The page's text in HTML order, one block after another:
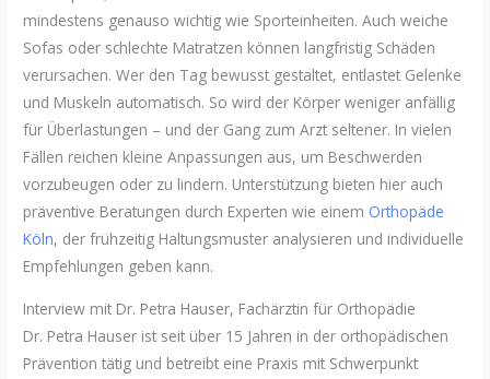
mindestens genauso wichtig wie Sporteinheiten. Auch weiche
Sofas oder schlechte Matratzen können langfristig Schäden
verursachen. Wer den Tag bewusst gestaltet, entlastet Gelenke
und Muskeln automatisch. So wird der Körper weniger anfällig
für Überlastungen – und der Gang zum Arzt seltener. In vielen
Fällen reichen kleine Anpassungen aus, um Beschwerden
vorzubeugen oder zu lindern. Unterstützung bieten hier auch
präventive Beratungen durch Experten wie einem Orthopäde
Köln, der frühzeitig Haltungsmuster analysieren und individuelle
Empfehlungen geben kann.
Interview mit Dr. Petra Hauser, Fachärztin für Orthopädie
Dr. Petra Hauser ist seit über 15 Jahren in der orthopädischen
Prävention tätig und betreibt eine Praxis mit Schwerpunkt